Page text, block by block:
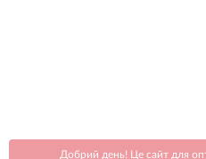
Добрий день! Це сайт для